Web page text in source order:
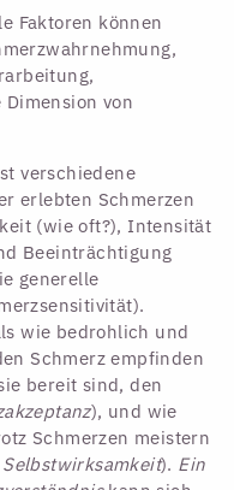
Faktoren können
von
verschiedene
erlebten Schmerzen
(wie oft?), Intensität
Beeinträchtigung
generelle
wie bedrohlich und
Schmerz empfinden
bereit sind, den
), und wie
Schmerzen meistern
). Ein